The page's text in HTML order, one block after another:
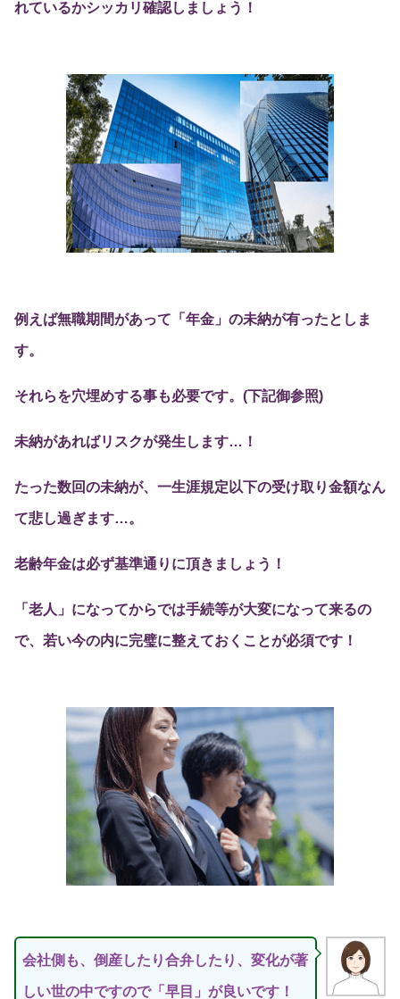
れているかシッカリ確認しましょう！
例えば無職期間があって「年金」の未納が有ったとしま
す。
それらを穴埋めする事も必要です。(下記御参照)
未納があればリスクが発生します…！
たった数回の未納が、一生涯規定以下の受け取り金額なん
て悲し過ぎます…。
老齢年金は必ず基準通りに頂きましょう！
「老人」になってからでは手続等が大変になって来るの
で、若い今の内に完璧に整えておくことが必須です！
会社側も、倒産したり合弁したり、変化が著
しい世の中ですので「早目」が良いです！